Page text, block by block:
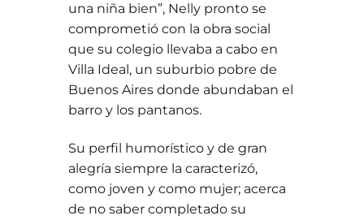
una niña bien”, Nelly pronto se
comprometió con la obra social
que su colegio llevaba a cabo en
Villa Ideal, un suburbio pobre de
Buenos Aires donde abundaban el
barro y los pantanos.
Su perfil humorístico y de gran
alegría siempre la caracterizó,
como joven y como mujer; acerca
de no saber completado su